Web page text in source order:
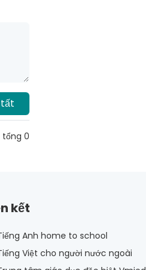
tổng 0
kết
Anh home to school
Việt cho người nước ngoài